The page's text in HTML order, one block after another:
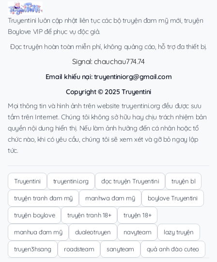
Truyentini luôn cập nhật liên tục các bộ truyện đam mỹ mới, truyện
Boylove VIP để phục vụ độc giả.
Đọc truyện hoàn toàn miễn phí, không quảng cáo, hỗ trợ đa thiết bị.
Signal: chauchau774.74
Email khiếu nại:truyentiniorg@gmail.com
Copyright © 2025 Truyentini
Mọi thông tin và hình ảnh trên website truyentini.org đều được sưu
tầm trên Internet. Chúng tôi không sở hữu hay chịu trách nhiệm bản
quyền nội dung hiển thị. Nếu làm ảnh hưởng đến cá nhân hoặc tổ
chức nào, khi có yêu cầu, chúng tôi sẽ xem xét và gỡ bỏ ngay lập
tức.
Truyentini truyentini.org đọc truyện Truyentini truyện bl
truyện tranh đam mỹ manhwa đam mỹ boylove Truyentini
truyện boylove truyện tranh 18+ truyện 18+
manhua đam mỹ dualeotruyen navyteam lazy truyện
truyen3hsang roadsteam sanyteam quả anh đào cuteo